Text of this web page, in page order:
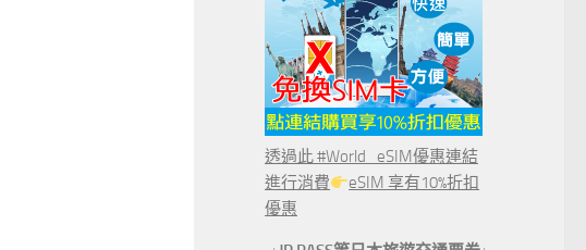
透過此 #World_eSIM優惠連結
進行消費
eSIM 享有10%折扣
優惠